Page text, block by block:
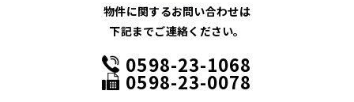
物件に関するお問い合わせは
下記までご連絡ください。
0598-23-1068
0598-23-0078